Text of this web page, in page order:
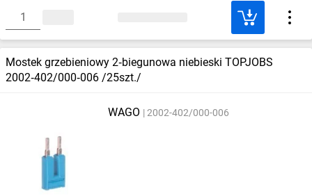
Mostek grzebieniowy 2‑biegunowa niebieski TOPJOBS
2002‑402/000‑006 /25szt./
WAGO 2002-402/000-006